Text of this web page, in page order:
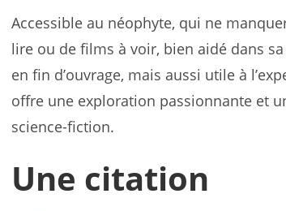
Accessible au néophyte, qui ne
lire ou de films à voir, bien aidé dans
en fin d’ouvrage, mais aussi utile à
offre une exploration passionnante et
science-fiction.
Une citation